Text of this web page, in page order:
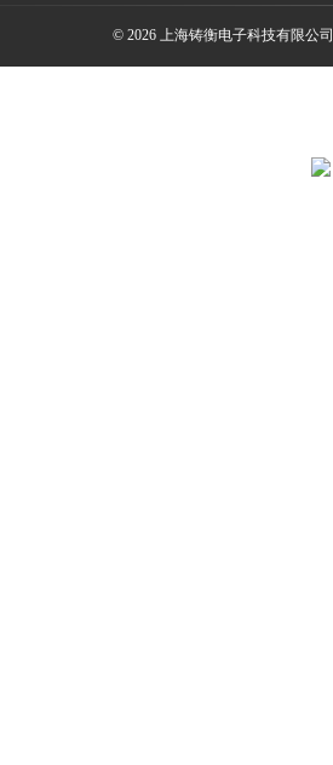
© 2026 上海铸衡电子科技有限公